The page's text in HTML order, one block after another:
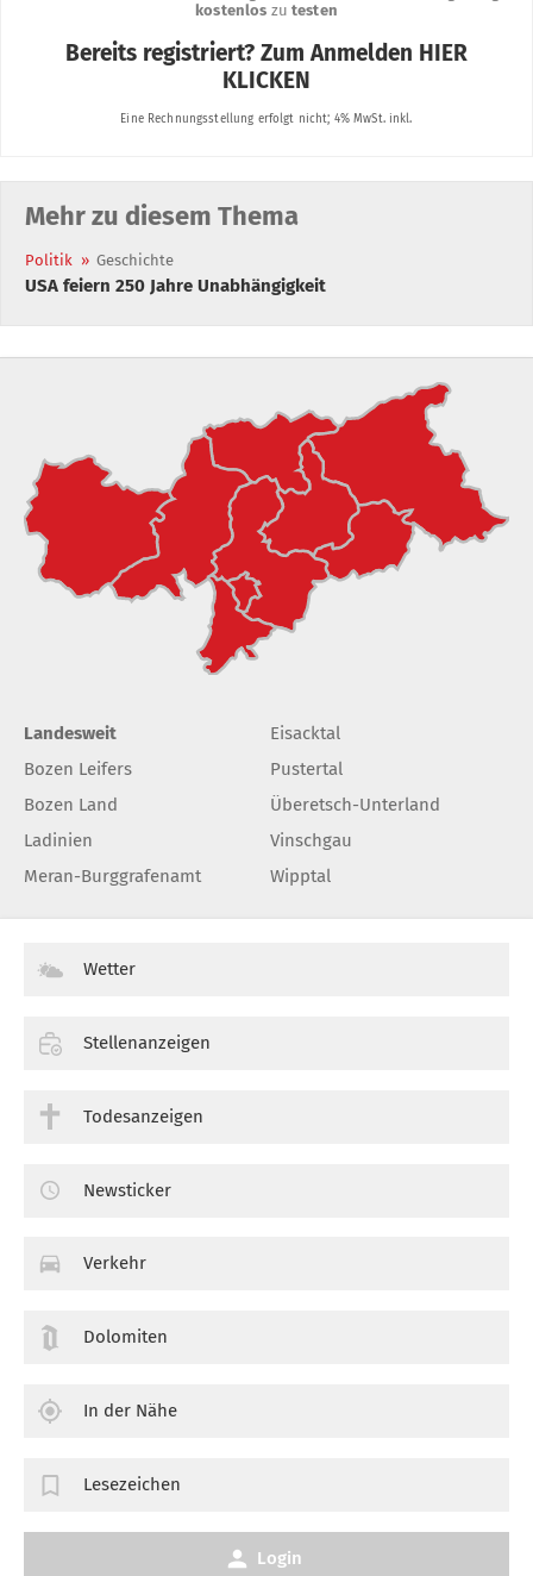
Mehr zu diesem Thema
Politik » Geschichte
USA feiern 250 Jahre Unabhängigkeit
Landesweit
Bozen Leifers
Bozen Land
Ladinien
Meran-Burggrafenamt
Eisacktal
Pustertal
Überetsch-Unterland
Vinschgau
Wipptal
Wetter
Stellenanzeigen
Todesanzeigen
Newsticker
Verkehr
Dolomiten
In der Nähe
Lesezeichen
Login